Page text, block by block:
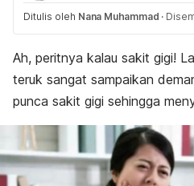
Ditulis oleh Nana Muhammad ·
Ah, peritnya kalau sakit gigi!
teruk sangat sampaikan
punca sakit gigi sehingga